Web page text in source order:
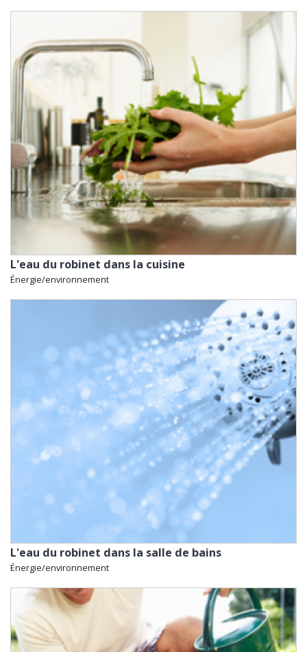
L'eau du robinet dans la cuisine
Énergie/environnement
L'eau du robinet dans la salle de bains
Énergie/environnement